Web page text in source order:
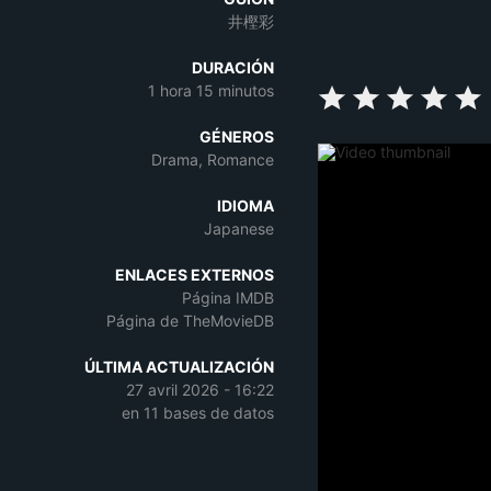
井樫彩
DURACIÓN
1 hora 15 minutos
GÉNEROS
Drama, Romance
IDIOMA
Japanese
ENLACES EXTERNOS
Página IMDB
Página de TheMovieDB
ÚLTIMA ACTUALIZACIÓN
27 avril 2026 - 16:22
en 11 bases de datos